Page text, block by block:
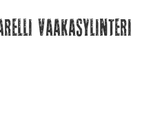
vaakasylinteri